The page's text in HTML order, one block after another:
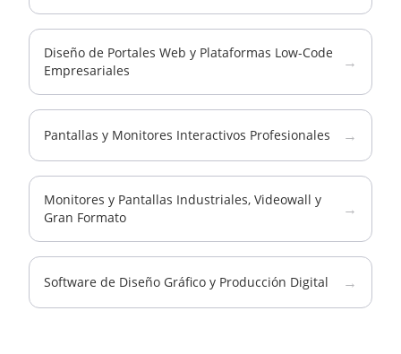
Diseño de Portales Web y Plataformas Low-Code
Empresariales
→
Pantallas y Monitores Interactivos Profesionales →
Monitores y Pantallas Industriales, Videowall y
Gran Formato
→
Software de Diseño Gráfico y Producción Digital →